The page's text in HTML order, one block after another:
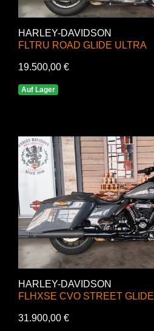
HARLEY-DAVIDSON
FLTRU ROAD GLIDE ULTRA
19.500,00 €
Auf Lager
HARLEY-DAVIDSON
FLHXSE CVO STREET GLIDE
31.900,00 €